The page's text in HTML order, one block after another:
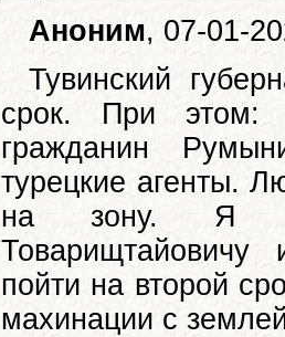
Аноним, 07-01-
Тувинский
срок. При этом:
гражданин
турецкие агенты.
на зону. Я бы
пойти на второй
махинации с